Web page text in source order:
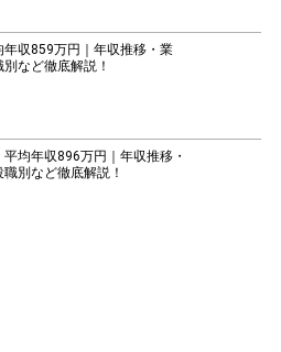
年収859万円｜年収推移・業
など徹底解説！
平均年収896万円｜年収推移・
別など徹底解説！